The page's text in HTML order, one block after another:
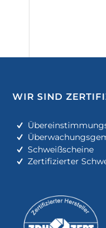
WIR SIND
Schweißscheine
Zertifizierter